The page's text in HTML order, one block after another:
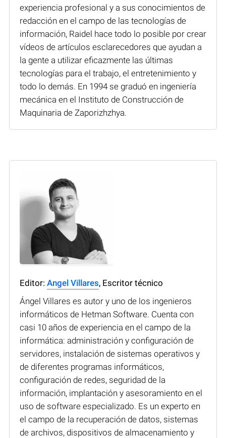
experiencia profesional y a sus conocimientos de
redacción en el campo de las tecnologías de
información, Raidel hace todo lo posible por crear
vídeos de artículos esclarecedores que ayudan a
la gente a utilizar eficazmente las últimas
tecnologías para el trabajo, el entretenimiento y
todo lo demás. En 1994 se graduó en ingeniería
mecánica en el Instituto de Construcción de
Maquinaria de Zaporizhzhya.
Editor: Angel Villares, Escritor técnico
Ángel Villares es autor y uno de los ingenieros
informáticos de Hetman Software. Cuenta con
casi 10 años de experiencia en el campo de la
informática: administración y configuración de
servidores, instalación de sistemas operativos y
de diferentes programas informáticos,
configuración de redes, seguridad de la
información, implantación y asesoramiento en el
uso de software especializado. Es un experto en
el campo de la recuperación de datos, sistemas
de archivos, dispositivos de almacenamiento y